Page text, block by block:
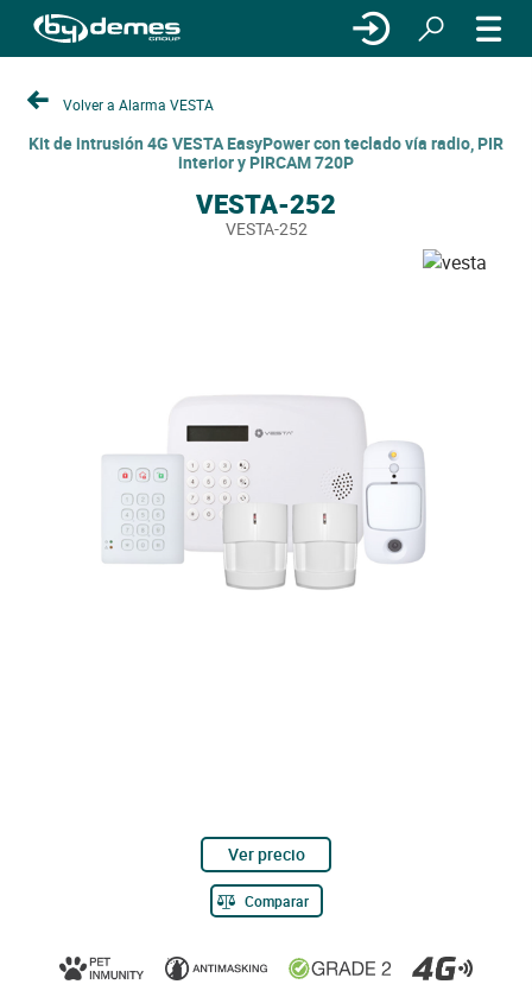
Volver a Alarma VESTA
Kit de intrusión 4G VESTA EasyPower con teclado vía radio, PIR
interior y PIRCAM 720P
VESTA-252
VESTA-252
Ver precio
Comparar